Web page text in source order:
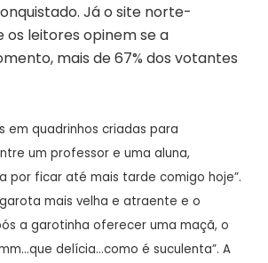
Já o site norte-
leitores opinem se a
mais de 67% dos votantes
em quadrinhos criadas para
um professor e uma aluna,
por ficar até mais tarde comigo hoje”.
mais velha e atraente e o
a garotinha oferecer uma maçã, o
delícia…como é suculenta”. A